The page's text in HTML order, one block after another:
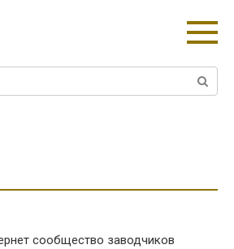
сообщество заводчиков